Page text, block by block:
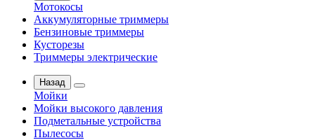
Мотокосы
Аккумуляторные триммеры
Бензиновые триммеры
Кусторезы
Триммеры электрические
Назад
Мойки
Мойки высокого давления
Подметальные устройства
Пылесосы